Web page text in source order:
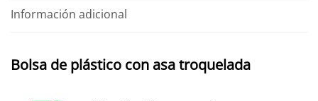
Información adicional
Bolsa de plástico con asa troquelada